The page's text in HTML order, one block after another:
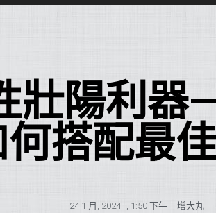
壯陽利器
搭配最
24 1 月, 2024 , 1:50 下午 , 增大丸